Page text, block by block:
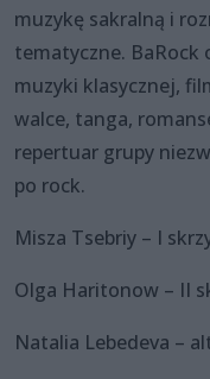
muzykę sakralną i
tematyczne.
muzyki klasycznej,
walce, tanga,
repertuar grupy
po rock.
Misza Tsebriy – I
Olga Haritonow – II
Natalia Lebedeva –